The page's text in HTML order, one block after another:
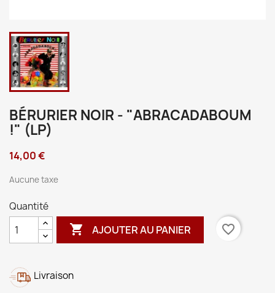
BÉRURIER NOIR - "ABRACADABOUM
!" (LP)
14,00 €
Aucune taxe
Quantité
 AJOUTER AU PANIER favorite_border
Livraison